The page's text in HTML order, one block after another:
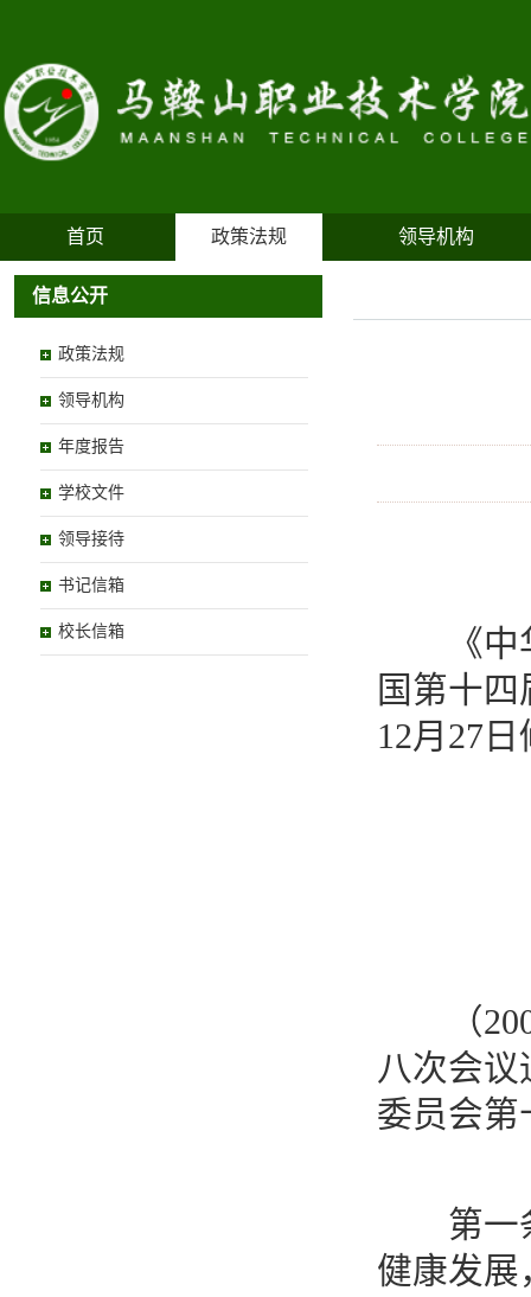
首页 政策法规 领导机构
信息公开
政策法规
领导机构
年度报告
学校文件
领导接待
书记信箱
校长信箱
《中华
国第十
12月27
（2000
八次会
委员会第
第一条
健康发展